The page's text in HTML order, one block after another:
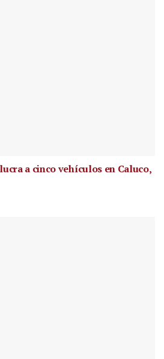
a cinco vehículos en Caluco,